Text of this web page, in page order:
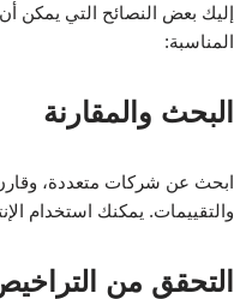
إليك بعض النصائح التي يمكن
المناسبة:
البحث والمقارنة
ابحث عن شركات متعددة،
والتقييمات. يمكنك استخدام
التحقق من